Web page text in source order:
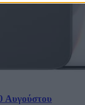
Αυγούστου